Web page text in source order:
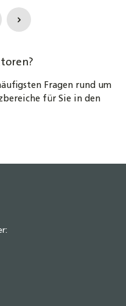
Fragen rund um
für Sie in den